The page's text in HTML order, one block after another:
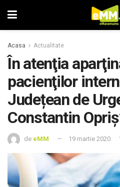
Acasa Actualitate
În atenţia
pacienţilor
Județean de
Constantin
de eMM 19 martie 2020